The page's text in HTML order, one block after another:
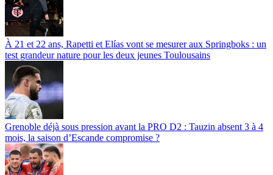
À 21 et 22 ans, Rapetti et Elías vont se mesurer aux Springboks : un
test grandeur nature pour les deux jeunes Toulousains
Grenoble déjà sous pression avant la PRO D2 : Tauzin absent 3 à 4
mois, la saison d’Escande compromise ?